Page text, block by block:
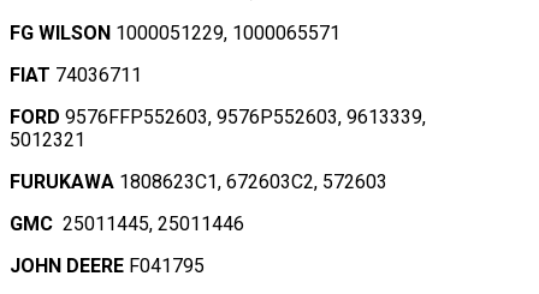
FG WILSON 1000051229, 1000065571
FIAT 74036711
FORD 9576FFP552603, 9576P552603, 9613339,
5012321
FURUKAWA 1808623C1, 672603C2, 572603
GMC 25011445, 25011446
JOHN DEERE F041795